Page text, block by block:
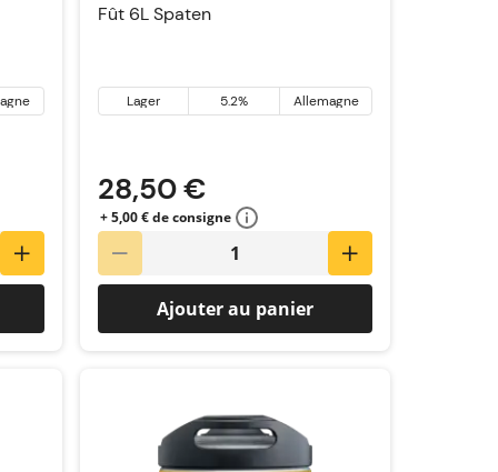
Fût 6L Spaten
28,50 €
+ 5,00 € de consigne
Ajouter au panier
Lager 5.2% Allemagne